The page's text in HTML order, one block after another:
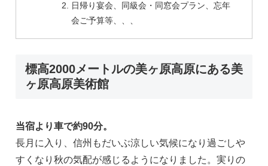
日帰り宴会、同級会・同窓会プラン、忘年
会ご予算等、、、
標高2000メートルの美ヶ原高原にある美
ヶ原高原美術館
当宿より車で約90分。
長月に入り、信州もだいぶ涼しい気候になり過ごしや
すくなり秋の気配が感じるようになりました。実りの